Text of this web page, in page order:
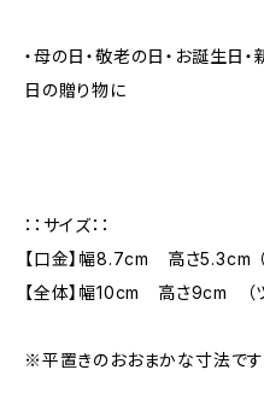
・母の日・敬老の日・お誕生日
日の贈り物に
：：サイズ：：
【口金】幅8.7cm 高さ5.3cm
【全体】幅10cm 高さ9cm （
※平置きのおおまかな寸法です